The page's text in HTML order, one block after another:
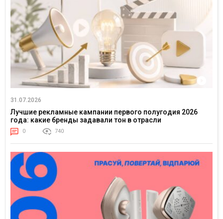
31.07.2026
Лучшие рекламные кампании первого полугодия 2026
года: какие бренды задавали тон в отрасли
0 740